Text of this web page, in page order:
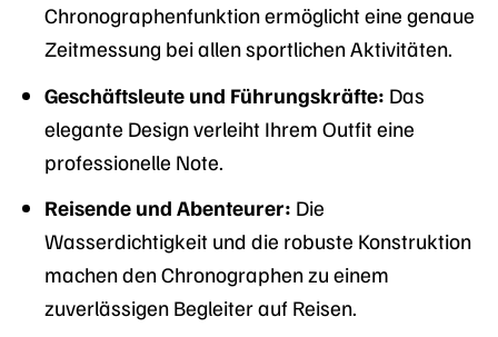
Chronographenfunktion ermöglicht eine genaue
Zeitmessung bei allen sportlichen Aktivitäten.
Geschäftsleute und Führungskräfte: Das
elegante Design verleiht Ihrem Outfit eine
professionelle Note.
Reisende und Abenteurer: Die
Wasserdichtigkeit und die robuste Konstruktion
machen den Chronographen zu einem
zuverlässigen Begleiter auf Reisen.